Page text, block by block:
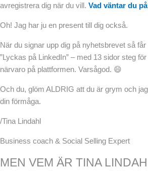
avregistrera dig när du vill. Vad väntar du
Oh! Jag har ju en present till dig också.
När du signar upp dig på nyhetsbrevet så
”Lyckas på LinkedIn” – med 13 sidor steg
närvaro på plattformen. Varsågod. 😄
Och du, glöm ALDRIG att du är grym och
din förmåga.
/Tina Lindahl
Business coach & Social Selling Expert
MEN VEM ÄR TINA